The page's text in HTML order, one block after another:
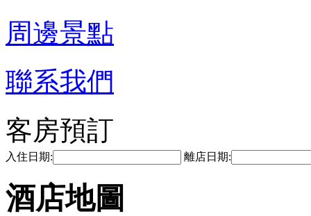
周邊景點
聯系我們
客房預訂
入住日期: 離店日期:
酒店地圖